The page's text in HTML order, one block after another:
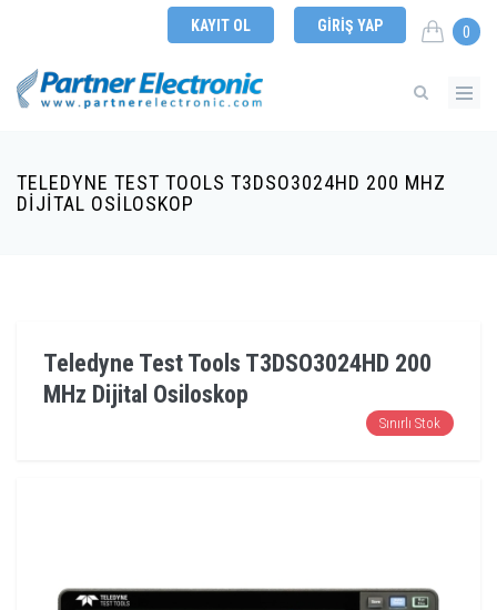
KAYIT OL GIRIŞ YAP 0
TELEDYNE TEST TOOLS T3DSO3024HD 200 MHZ
DIJITAL OSILOSKOP
Teledyne Test Tools T3DSO3024HD 200
MHz Dijital Osiloskop
Sınırlı Stok